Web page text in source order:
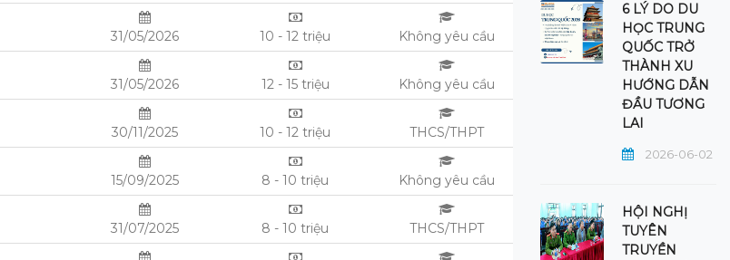
31/05/2026 10 - 12 triệu Không yêu cầu
31/05/2026 12 - 15 triệu Không yêu cầu
30/11/2025 10 - 12 triệu THCS/THPT
15/09/2025 8 - 10 triệu Không yêu cầu
31/07/2025 8 - 10 triệu THCS/THPT
6 LÝ DO DU
HỌC TRUNG
QUỐC TRỞ
THÀNH XU
HƯỚNG DẪN
ĐẦU TƯƠNG
LAI
2026-06-02
HỘI NGHỊ
TUYÊN
TRUYỀN